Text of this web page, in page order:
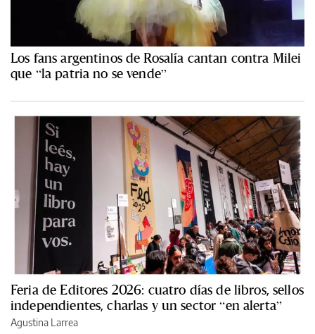
Los fans argentinos de Rosalía cantan contra Milei
que “la patria no se vende”
Feria de Editores 2026: cuatro días de libros, sellos
independientes, charlas y un sector “en alerta”
Agustina Larrea